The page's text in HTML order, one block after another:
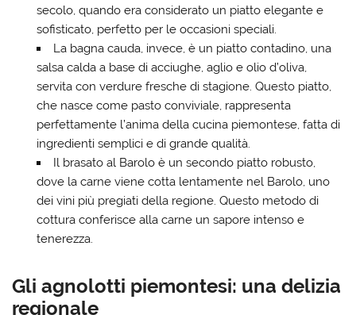
secolo, quando era considerato un piatto elegante e
sofisticato, perfetto per le occasioni speciali.
La bagna cauda, invece, è un piatto contadino, una
salsa calda a base di acciughe, aglio e olio d’oliva,
servita con verdure fresche di stagione. Questo piatto,
che nasce come pasto conviviale, rappresenta
perfettamente l’anima della cucina piemontese, fatta di
ingredienti semplici e di grande qualità.
Il brasato al Baroloè un secondo piatto robusto,
dove la carne viene cotta lentamente nel Barolo, uno
dei vini più pregiati della regione. Questo metodo di
cottura conferisce alla carne un sapore intenso e
tenerezza.
Gli agnolotti piemontesi: una delizia
regionale